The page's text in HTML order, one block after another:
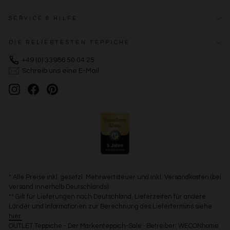
SERVICE & HILFE
DIE BELIEBTESTEN TEPPICHE
+49 (0) 33986 50 04 25
Schreib uns eine E-Mail
InstagramFacebookPinterest
* Alle Preise inkl. gesetzl. Mehrwertsteuer und inkl. Versandkosten (bei
Versand innerhalb Deutschlands).
** Gilt für Lieferungen nach Deutschland. Lieferzeiten für andere
Länder und Informationen zur Berechnung des Liefertermins siehe
hier.
OUTLET Teppiche - Der Markenteppich-Sale · Betreiber: WECONhome